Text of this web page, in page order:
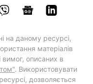
на даному ресурсі,
матеріалів
описаних в
. Використовувати
дозволяється